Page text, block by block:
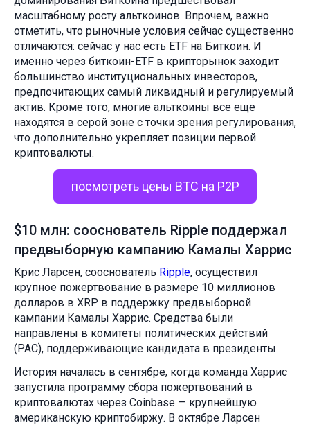
масштабному росту альткоинов. Впрочем, важно
отметить, что рыночные условия сейчас существенно
отличаются: сейчас у нас есть ETF на Биткоин. И
именно через биткоин-ETF в крипторынок заходит
большинство институциональных инвесторов,
предпочитающих самый ликвидный и регулируемый
актив. Кроме того, многие альткоины все еще
находятся в серой зоне с точки зрения регулирования,
что дополнительно укрепляет позиции первой
криптовалюты.
посмотреть цены BTC на P2P
$10 млн: сооснователь Ripple поддержал
предвыборную кампанию Камалы Харрис
Крис Ларсен, сооснователь Ripple, осуществил
крупное пожертвование в размере 10 миллионов
долларов в XRP в поддержку предвыборной
кампании Камалы Харрис. Средства были
направлены в комитеты политических действий
(PAC), поддерживающие кандидата в президенты.
История началась в сентябре, когда команда Харрис
запустила программу сбора пожертвований в
криптовалютах через Coinbase — крупнейшую
американскую криптобиржу. В октябре Ларсен